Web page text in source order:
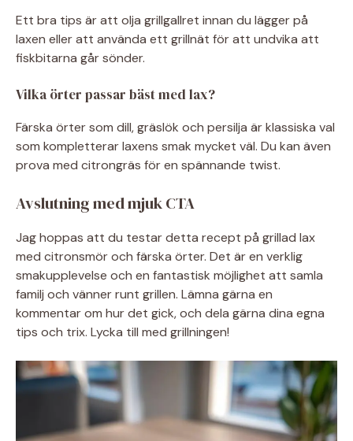
Ett bra tips är att olja grillgallret innan du lägger på
laxen eller att använda ett grillnät för att undvika att
fiskbitarna går sönder.
Vilka örter passar bäst med lax?
Färska örter som dill, gräslök och persilja är klassiska val
som kompletterar laxens smak mycket väl. Du kan även
prova med citrongräs för en spännande twist.
Avslutning med mjuk CTA
Jag hoppas att du testar detta recept på grillad lax
med citronsmör och färska örter. Det är en verklig
smakupplevelse och en fantastisk möjlighet att samla
familj och vänner runt grillen. Lämna gärna en
kommentar om hur det gick, och dela gärna dina egna
tips och trix. Lycka till med grillningen!